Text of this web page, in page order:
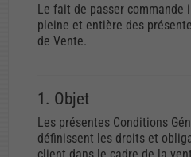
Le fait de passer commande
pleine et entière des
de Vente.
1. Objet
Les présentes Conditions
définissent les droits et